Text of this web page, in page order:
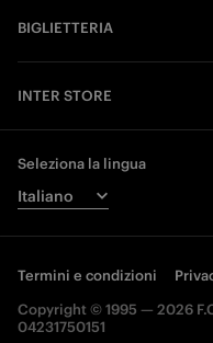
BIGLIETTERIA
INTER STORE
Seleziona la lingua
Termini e condizioni
Copyright © 1995 — 2026
04231750151